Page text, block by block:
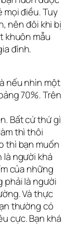
điều. Tuy
nên đôi khi bị
khuôn mẫu
đình.
nếu nhìn một
70%. Trên
Bất cứ thứ gì
thì thôi
thì bạn muốn
người khá
của những
phải là người
Và thực
thường có
cực. Bạn khá